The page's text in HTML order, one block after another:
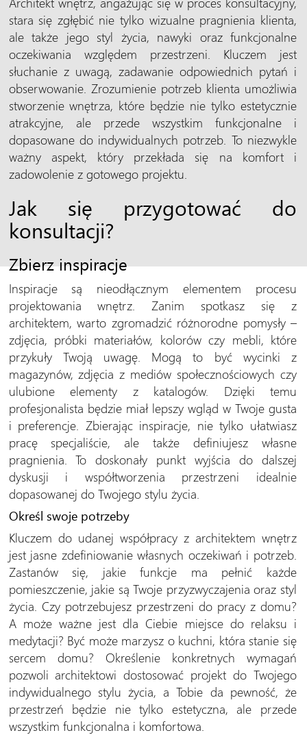
stara się zgłębić nie tylko wizualne pragnienia klienta,
ale także jego styl życia, nawyki oraz funkcjonalne
oczekiwania względem przestrzeni. Kluczem jest
słuchanie z uwagą, zadawanie odpowiednich pytań i
obserwowanie. Zrozumienie potrzeb klienta umożliwia
stworzenie wnętrza, które będzie nie tylko estetycznie
atrakcyjne, ale przede wszystkim funkcjonalne i
dopasowane do indywidualnych potrzeb. To niezwykle
ważny aspekt, który przekłada się na komfort i
zadowolenie z gotowego projektu.
Jak się przygotować do
konsultacji?
Zbierz inspiracje
Inspiracje są nieodłącznym elementem procesu
projektowania wnętrz. Zanim spotkasz się z
architektem, warto zgromadzić różnorodne pomysły –
zdjęcia, próbki materiałów, kolorów czy mebli, które
przykuły Twoją uwagę. Mogą to być wycinki z
magazynów, zdjęcia z mediów społecznościowych czy
ulubione elementy z katalogów. Dzięki temu
profesjonalista będzie miał lepszy wgląd w Twoje gusta
i preferencje. Zbierając inspiracje, nie tylko ułatwiasz
pracę specjaliście, ale także definiujesz własne
pragnienia. To doskonały punkt wyjścia do dalszej
dyskusji i współtworzenia przestrzeni idealnie
dopasowanej do Twojego stylu życia.
Określ swoje potrzeby
Kluczem do udanej współpracy z architektem wnętrz
jest jasne zdefiniowanie własnych oczekiwań i potrzeb.
Zastanów się, jakie funkcje ma pełnić każde
pomieszczenie, jakie są Twoje przyzwyczajenia oraz styl
życia. Czy potrzebujesz przestrzeni do pracy z domu?
A może ważne jest dla Ciebie miejsce do relaksu i
medytacji? Być może marzysz o kuchni, która stanie się
sercem domu? Określenie konkretnych wymagań
pozwoli architektowi dostosować projekt do Twojego
indywidualnego stylu życia, a Tobie da pewność, że
przestrzeń będzie nie tylko estetyczna, ale przede
wszystkim funkcjonalna i komfortowa.